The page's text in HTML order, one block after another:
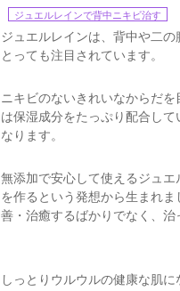
ジュエルレインで背中ニキビ治す
ジュエルレインは、背中や二
とっても注目されています。
ニキビのないきれいなからだ
は保湿成分をたっぷり配合し
なります。
無添加で安心して使えるジュ
を作るという発想から生まれ
善・治癒するばかりでなく、治
しっとりウルウルの健康な肌